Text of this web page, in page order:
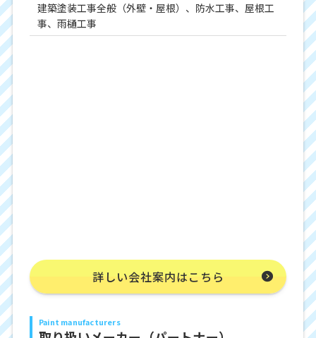
建築塗装工事全般（外壁・屋根）、防水工事、屋根工
事、雨樋工事
詳しい会社案内はこちら
Paint manufacturers